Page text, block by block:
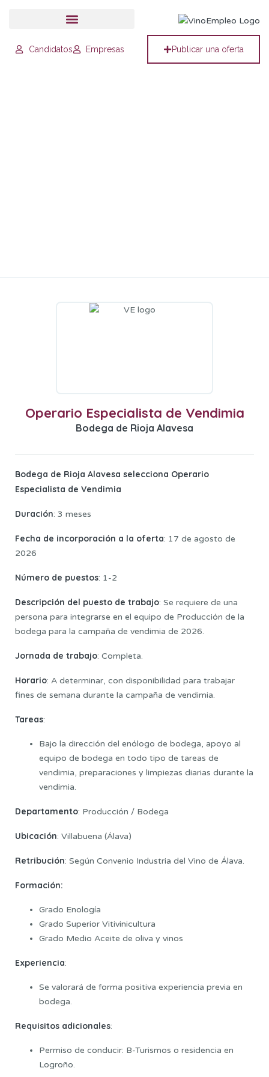
Candidatos Empresas Publicar una oferta
Operario Especialista de Vendimia
Bodega de Rioja Alavesa
Bodega de Rioja Alavesa selecciona Operario
Especialista de Vendimia
Duración: 3 meses
Fecha de incorporación a la oferta: 17 de agosto de
2026
Número de puestos: 1-2
Descripción del puesto de trabajo: Se requiere de una
persona para integrarse en el equipo de Producción de la
bodega para la campaña de vendimia de 2026.
Jornada de trabajo: Completa.
Horario: A determinar, con disponibilidad para trabajar
fines de semana durante la campaña de vendimia.
Tareas:
Bajo la dirección del enólogo de bodega, apoyo al
equipo de bodega en todo tipo de tareas de
vendimia, preparaciones y limpiezas diarias durante la
vendimia.
Departamento: Producción / Bodega
Ubicación: Villabuena (Álava)
Retribución: Según Convenio Industria del Vino de Álava.
Formación:
Grado Enología
Grado Superior Vitivinicultura
Grado Medio Aceite de oliva y vinos
Experiencia:
Se valorará de forma positiva experiencia previa en
bodega.
Requisitos adicionales:
Permiso de conducir: B-Turismos o residencia en
Logroño.